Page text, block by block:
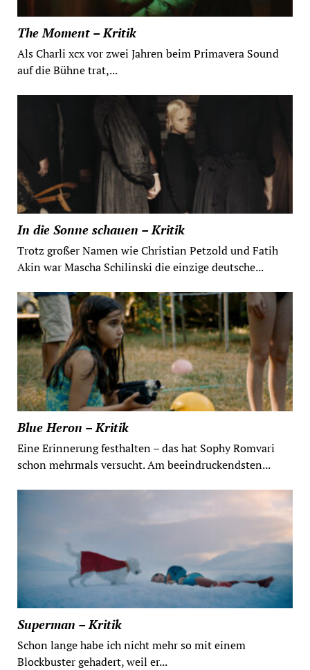
The Moment – Kritik
Als Charli xcx vor zwei Jahren beim Primavera Sound
auf die Bühne trat,...
In die Sonne schauen – Kritik
Trotz großer Namen wie Christian Petzold und Fatih
Akin war Mascha Schilinski die einzige deutsche...
Blue Heron – Kritik
Eine Erinnerung festhalten – das hat Sophy Romvari
schon mehrmals versucht. Am beeindruckendsten...
Superman – Kritik
Schon lange habe ich nicht mehr so mit einem
Blockbuster gehadert, weil er...